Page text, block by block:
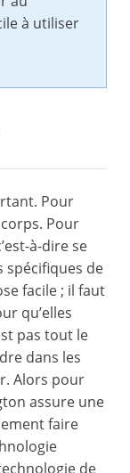
à utiliser
Pour
Pour
à-dire se
spécifiques de
facile ; il faut
qu’elles
pas tout le
dans les
Alors pour
assure une
faire
de